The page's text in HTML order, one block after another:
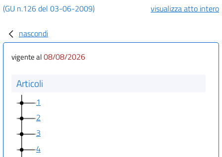
(GU n.126 del 03-06-2009)
visualizza atto intero
nascondi
vigente al08/08/2026
Articoli
1
2
3
4